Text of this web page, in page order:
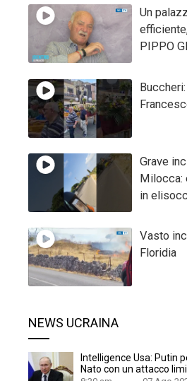
Un
PIPPO
Grave
Milocca:
in
Vasto
Floridia
NEWS UCRAINA
Intelligence Usa: Putin
Nato con un attacco